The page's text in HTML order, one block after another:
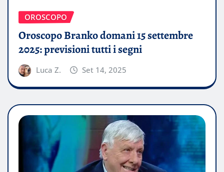
OROSCOPO
Oroscopo Branko domani 15 settembre
2025: previsioni tutti i segni
Luca Z. Set 14, 2025